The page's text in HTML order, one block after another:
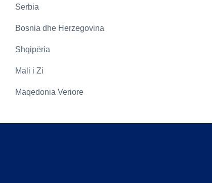
Serbia
Bosnia dhe Herzegovina
Shqipëria
Mali i Zi
Maqedonia Veriore